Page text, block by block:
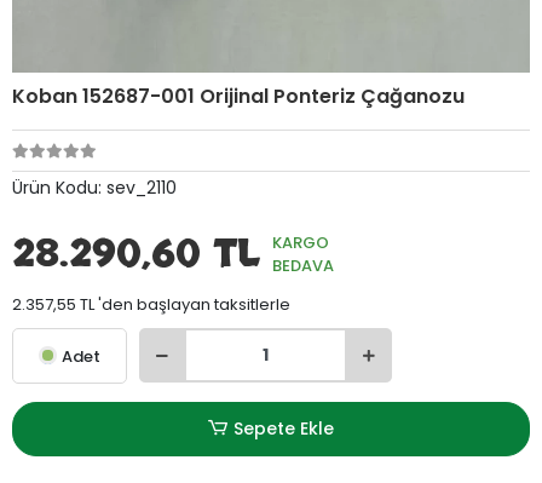
Koban 152687-001 Orijinal Ponteriz Çağanozu
Ürün Kodu: sev_2110
28.290,60 TL KARGO
BEDAVA
2.357,55 TL 'den başlayan taksitlerle
Adet
Sepete Ekle